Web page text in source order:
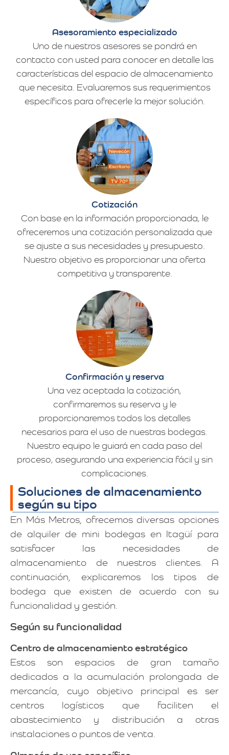
Asesoramiento especializado
Uno de nuestros asesores se pondrá en
contacto con usted para conocer en detalle las
características del espacio de almacenamiento
que necesita. Evaluaremos sus requerimientos
específicos para ofrecerle la mejor solución.
Cotización
Con base en la información proporcionada, le
ofreceremos una cotización personalizada que
se ajuste a sus necesidades y presupuesto.
Nuestro objetivo es proporcionar una oferta
competitiva y transparente.
Confirmación y reserva
Una vez aceptada la cotización,
confirmaremos su reserva y le
proporcionaremos todos los detalles
necesarios para el uso de nuestras bodegas.
Nuestro equipo le guiará en cada paso del
proceso, asegurando una experiencia fácil y sin
complicaciones.
Soluciones de almacenamiento
según su tipo
En Más Metros, ofrecemos diversas opciones
de alquiler de mini bodegas en Itagüí para
satisfacer las necesidades de
almacenamiento de nuestros clientes. A
continuación, explicaremos los tipos de
bodega que existen de acuerdo con su
funcionalidad y gestión.
Según su funcionalidad
Centro de almacenamiento estratégico
Estos son espacios de gran tamaño
dedicados a la acumulación prolongada de
mercancía, cuyo objetivo principal es ser
centros logísticos que faciliten el
abastecimiento y distribución a otras
instalaciones o puntos de venta.